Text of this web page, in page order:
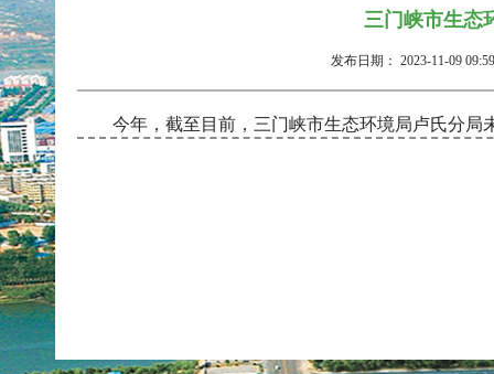
三门峡市生态
发布日期： 2023-11-09 09:59
今年，截至目前，三门峡市生态环境局卢氏分局